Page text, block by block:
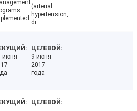
(arterial
hypertension,
di
июня
9 июня
2017
года